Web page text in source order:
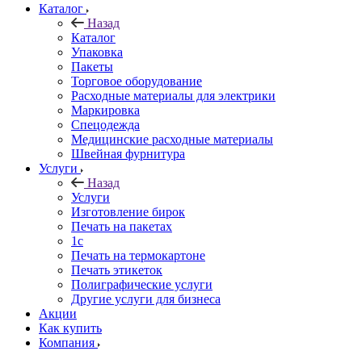
Каталог
Назад
Каталог
Упаковка
Пакеты
Торговое оборудование
Расходные материалы для электрики
Маркировка
Спецодежда
Медицинские расходные материалы
Швейная фурнитура
Услуги
Назад
Услуги
Изготовление бирок
Печать на пакетах
1c
Печать на термокартоне
Печать этикеток
Полиграфические услуги
Другие услуги для бизнеса
Акции
Как купить
Компания